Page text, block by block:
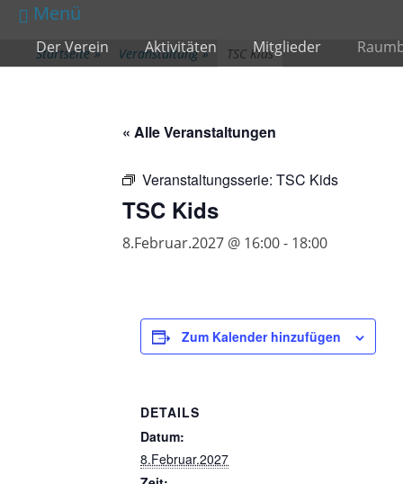
zum
überspringen
Menü
Primärmenü
Der Verein Aktivitäten Mitglieder
Startseite » Veranstaltung » TSC Kids
« Alle Veranstaltungen
Veranstaltungsserie: TSC Kids
TSC Kids
8.Februar.2027 @ 16:00- 18:00
Zum Kalender hinzufügen
DETAILS
Datum:
8.Februar.2027